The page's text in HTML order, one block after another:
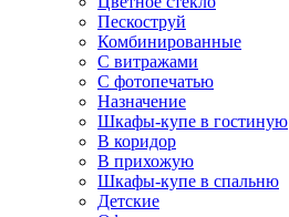
Пескоструй
Комбинированные
С витражами
С фотопечатью
Назначение
Шкафы-купе в гостиную
В коридор
В прихожую
Шкафы-купе в спальню
Детские